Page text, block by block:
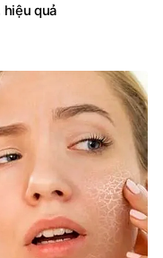
hiệu quả